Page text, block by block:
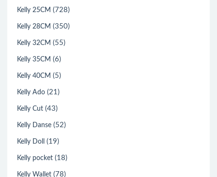
Kelly 25CM (728)
Kelly 28CM (350)
Kelly 32CM (55)
Kelly 35CM (6)
Kelly 40CM (5)
Kelly Ado (21)
Kelly Cut (43)
Kelly Danse (52)
Kelly Doll (19)
Kelly pocket (18)
Kelly Wallet (78)